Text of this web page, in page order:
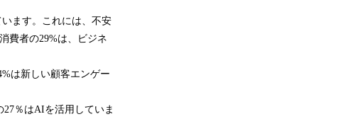
ます。これには、不安
費者の29%は、ビジネ
は新しい顧客エンゲー
％はAIを活用していま